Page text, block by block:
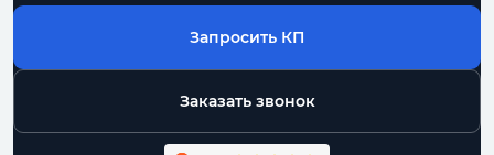
Запросить КП
Заказать звонок